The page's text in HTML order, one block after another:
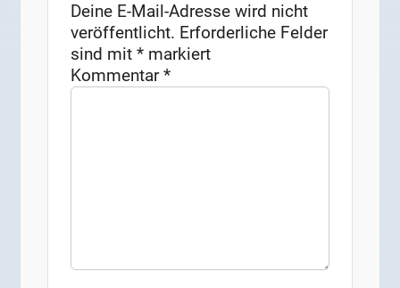
Deine E-Mail-Adresse wird nicht
veröffentlicht. Erforderliche Felder
sind mit* markiert
Kommentar*